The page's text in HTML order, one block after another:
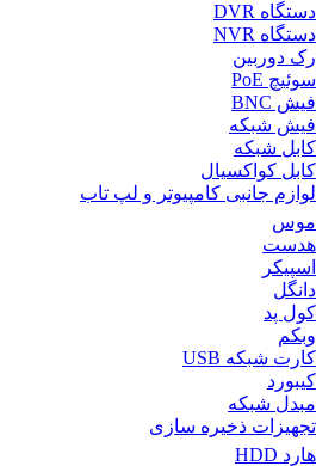
دستگاه DVR
دستگاه NVR
رک دوربین
سوئیچ PoE
فیش BNC
فیش شبکه
کابل شبکه
کابل کواکسیال
لوازم جانبی کامپیوتر و لپ تاب
موس
هدست
اسپیکر
دانگل
کول پد
وبکم
کارت شبکه USB
کیبورد
مبدل شبکه
تجهیزات ذخیره سازی
هارد HDD